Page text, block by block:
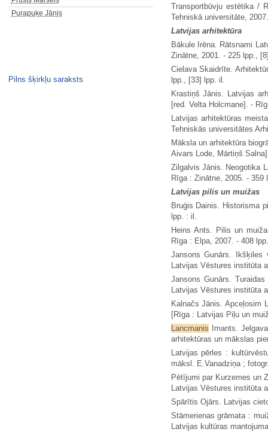
Purapuķe Jānis
Pilns šķirkļu saraksts
Transportbūvju estētika /
Tehniskā universitāte,
Latvijas arhitektūra
Bākule Irēna. Rātsnami
Zinātne, 2001. - 225 lpp.,
Cielava Skaidrīte.
lpp., [33] lpp. il.
Krastiņš Jānis. Latvijas
[red. Velta Holcmane]. -
Latvijas arhitektūras
Tehniskās universitātes
Māksla un arhitektūra
Aivars Lode, Mārtiņš
Zilgalvis Jānis. Neogotika
Rīga : Zinātne, 2005. -
Latvijas pilis un muižas
Bruģis Dainis. Historisma
lpp. : il.
Heins Ants. Pilis un
Rīga : Elpa, 2007. - 408 lpp.
Jansons Gunārs.
Latvijas Vēstures institūta
Jansons Gunārs.
Latvijas Vēstures institūta
Kalnačs Jānis. Apceļosim
[Rīga : Latvijas Piļu un
Lancmanis Imants.
arhitektūras un mākslas
Latvijas pērles :
māksl. E.Vanadziņa ;
Pētījumi par Kurzemes un
Latvijas Vēstures institūta
Spārītis Ojārs. Latvijas
Stāmerienas grāmata :
Latvijas kultūras